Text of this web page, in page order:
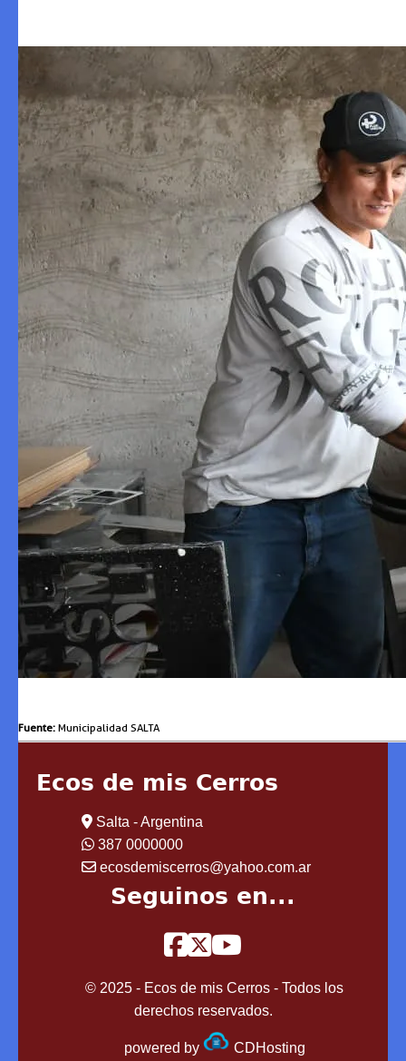
Fuente: Municipalidad SALTA
Ecos de mis Cerros
Salta - Argentina
387 0000000
ecosdemiscerros@yahoo.com.ar
Seguinos en...
© 2025 - Ecos de mis Cerros - Todos los
derechos reservados.
powered by CDHosting